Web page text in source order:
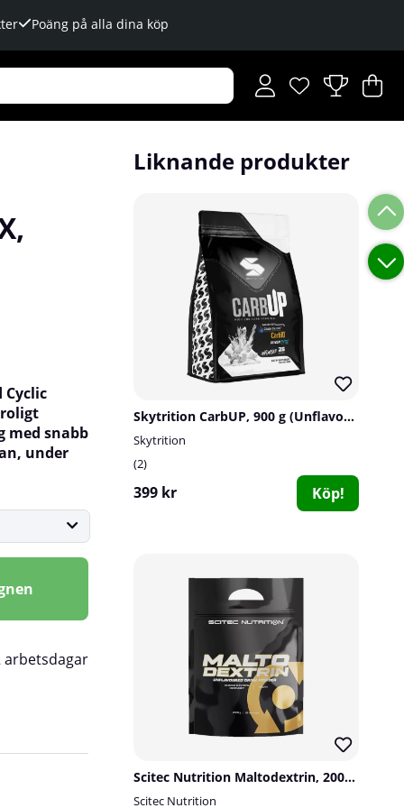
Poäng på alla dina köp
Önskelista
Antal i
.
.
Cyclic
med snabb
under
arbetsdagar
Liknande produkter
Skytrition CarbUP, 900 g (Unflavoured)
Skytrition
2
399 kr Köp!
Scitec Nutrition Maltodextrin, 2000 g
Scitec Nutrition
gör den enkel att använda i olika
Produkten kan användas både ensam eller